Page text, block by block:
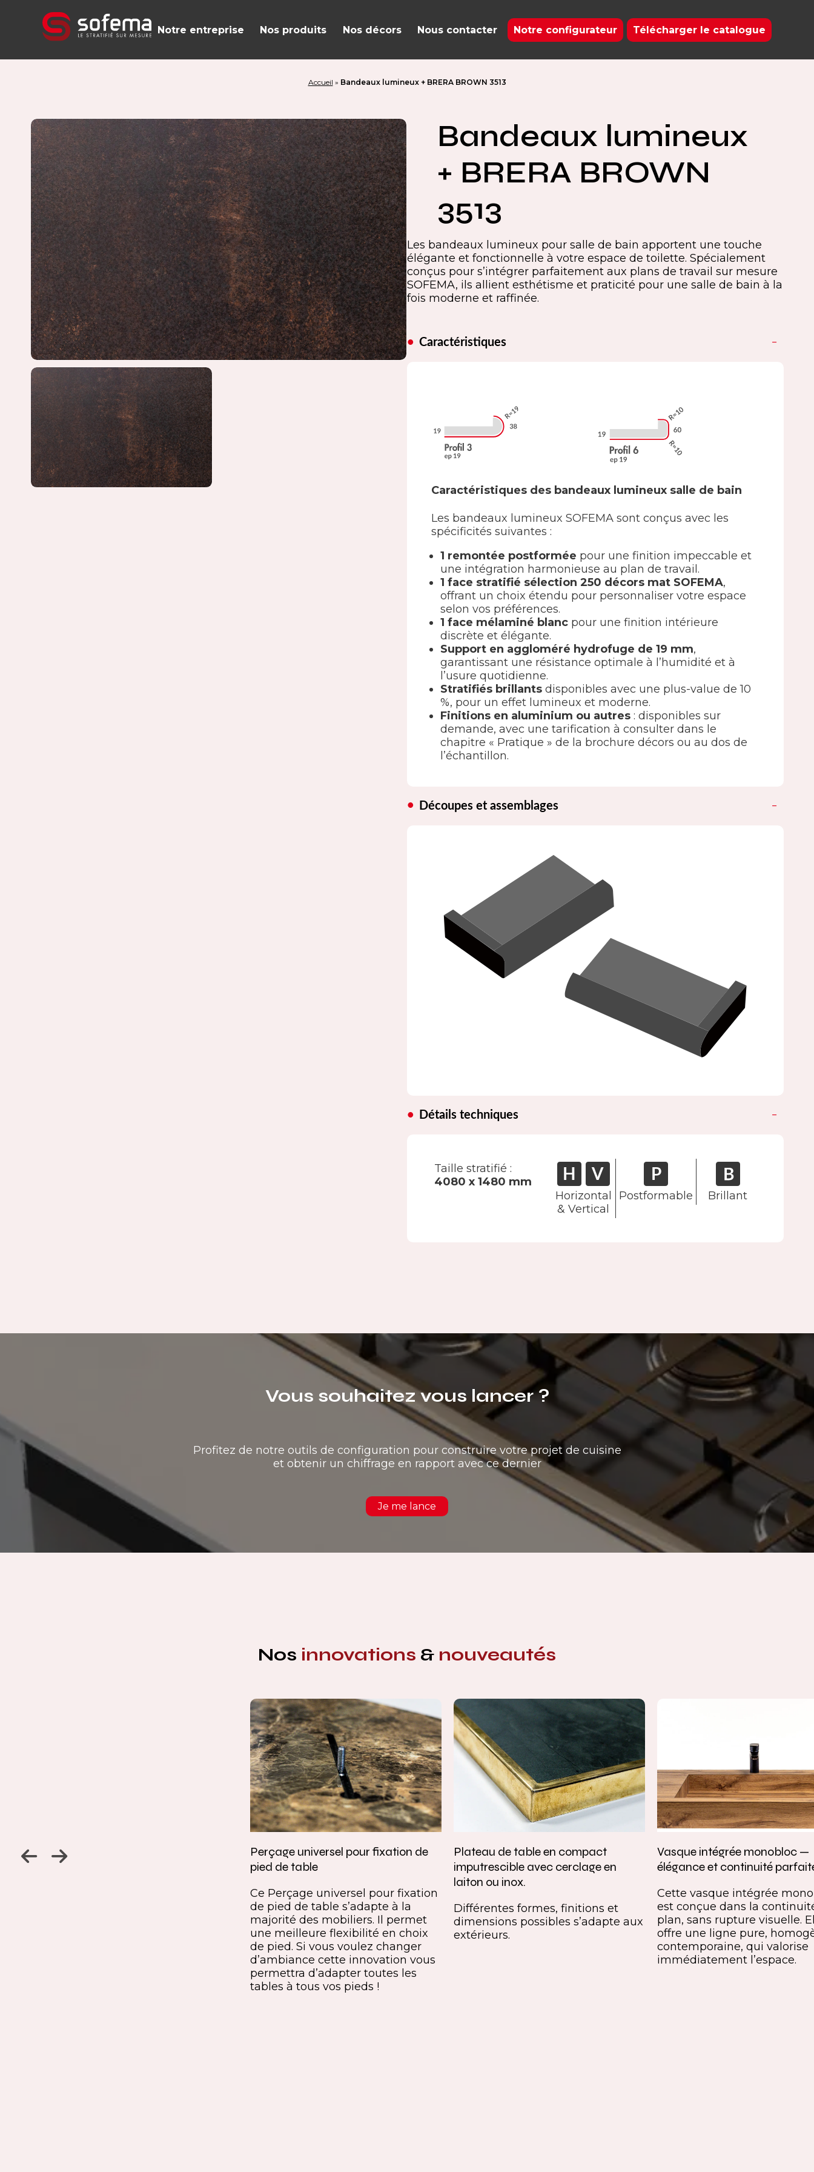
Notre entreprise Nos produits Nos décors Nous contacter Notre configurateur Télécharger le catalogue
Accueil » Bandeaux lumineux + BRERA BROWN 3513
Bandeaux lumineux
+ BRERA BROWN
3513
Les bandeaux lumineux pour salle de bain apportent une touche
élégante et fonctionnelle à votre espace de toilette. Spécialement
conçus pour s’intégrer parfaitement aux plans de travail sur mesure
SOFEMA, ils allient esthétisme et praticité pour une salle de bain à la
fois moderne et raffinée.
Caractéristiques
Caractéristiques des bandeaux lumineux salle de bain
Les bandeaux lumineux SOFEMA sont conçus avec les
spécificités suivantes :
1 remontée postformée pour une finition impeccable et
une intégration harmonieuse au plan de travail.
1 face stratifié sélection 250 décors mat SOFEMA,
offrant un choix étendu pour personnaliser votre espace
selon vos préférences.
1 face mélaminé blanc pour une finition intérieure
discrète et élégante.
Support en aggloméré hydrofuge de 19 mm,
garantissant une résistance optimale à l’humidité et à
l’usure quotidienne.
Stratifiés brillants disponibles avec une plus-value de 10
%, pour un effet lumineux et moderne.
Finitions en aluminium ou autres : disponibles sur
demande, avec une tarification à consulter dans le
chapitre « Pratique » de la brochure décors ou au dos de
l’échantillon.
Découpes et assemblages
Détails techniques
Taille stratifié :
4080 x 1480 mm
Horizontal
& Vertical
Postformable Brillant
Vous souhaitez vous lancer ?
Profitez de notre outils de configuration pour construire votre projet de cuisine
et obtenir un chiffrage en rapport avec ce dernier
Je me lance
Nos innovations & nouveautés
Jambage à 45
Perçage universel pour fixation de
pied de table
Ce Perçage universel pour fixation
de pied de table s’adapte à la
majorité des mobiliers. Il permet
une meilleure flexibilité en choix
de pied. Si vous voulez changer
d’ambiance cette innovation vous
permettra d’adapter toutes les
tables à tous vos pieds !
Plateau de table en compact
imputrescible avec cerclage en
laiton ou inox.
Différentes formes, finitions et
dimensions possibles s’adapte aux
extérieurs.
Vasque intégrée monobloc —
élégance et continuité
Cette vasque intégrée
est conçue dans la
plan, sans rupture visuelle.
offre une ligne pure,
contemporaine, qui valorise
immédiatement l’espace.